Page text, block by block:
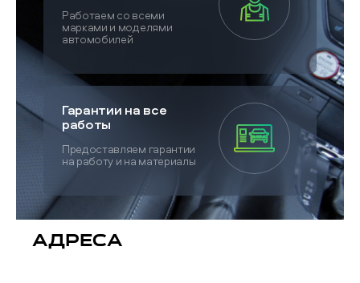
Работаем со всеми
марками и моделями
автомобилей
Гарантии на все
работы
Предоставляем гарантии
на работу и на материалы
Адреса